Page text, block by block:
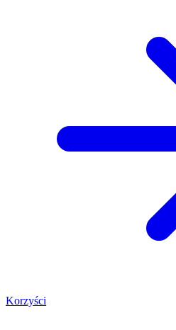
Korzyści